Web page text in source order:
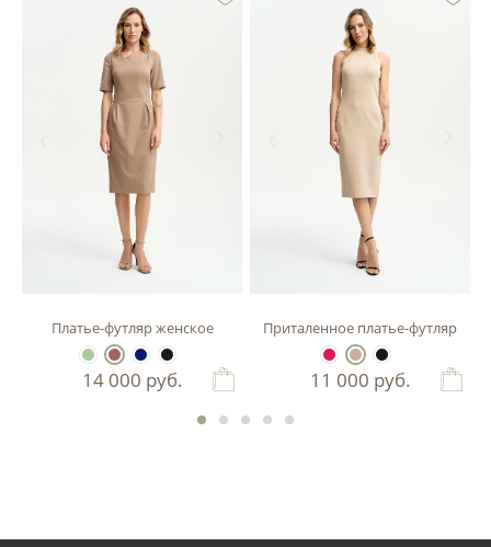
Платье-футляр женское
14 000 руб.
Приталенное платье-футляр
11 000 руб.